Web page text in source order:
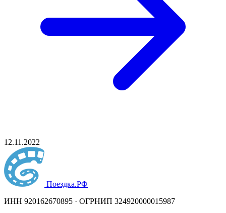
12.11.2022
Поездка.РФ
ИНН 920162670895 · ОГРНИП 324920000015987